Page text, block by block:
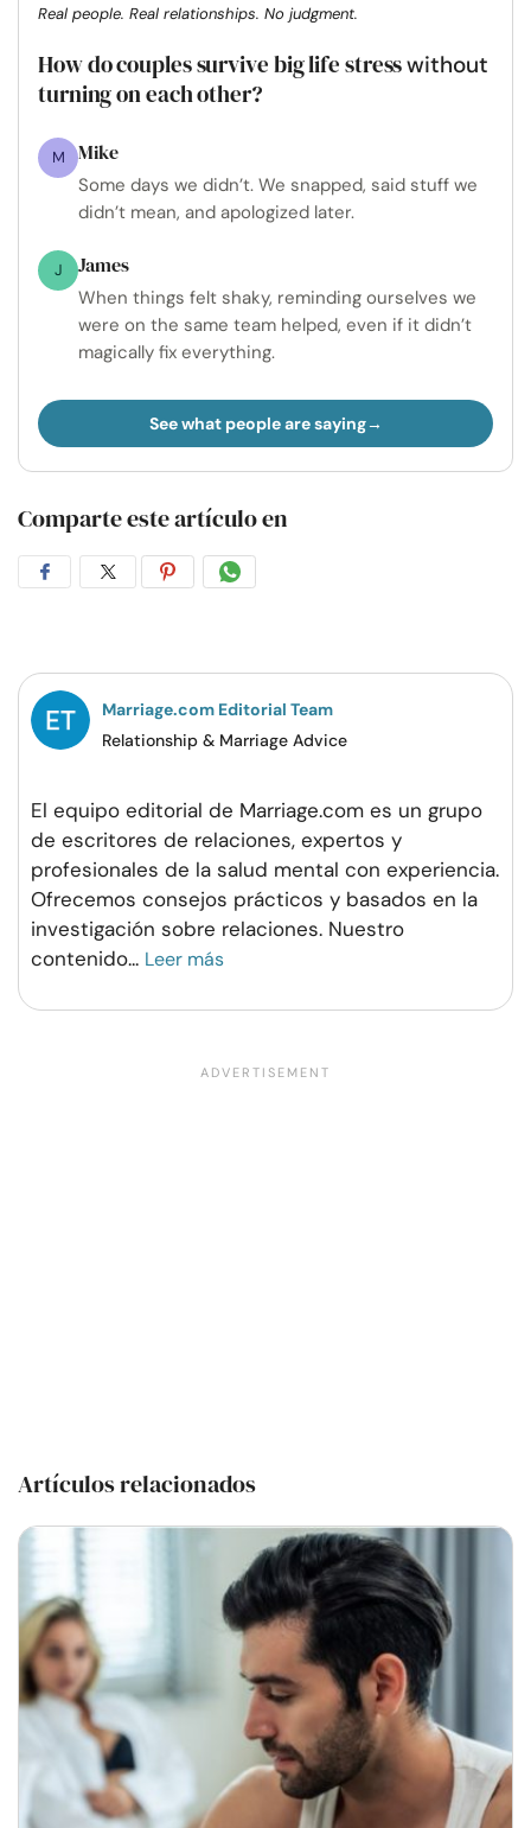
Real people. Real relationships. No judgment.
How do couples survive big life stresswithout
turning on each other?
M Mike
Some days we didn’t. We snapped, said stuff we
didn’t mean, and apologized later.
J James
When things felt shaky, reminding ourselves we
were on the same team helped, even if it didn’t
magically fix everything.
See what people are saying
Comparte este artículo en
CompartirCompartirCompartirCompartir
Marriage.com Editorial Team
Relationship & Marriage Advice
El equipo editorial de Marriage.com es un grupo
de escritores de relaciones, expertos y
profesionales de la salud mental con experiencia.
Ofrecemos consejos prácticos y basados en la
investigación sobre relaciones. Nuestro
contenido... Leer más
Artículos relacionados